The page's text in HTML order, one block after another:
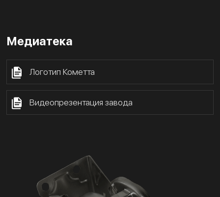
Медиатека
Логотип Кометта
Видеопрезентация завода